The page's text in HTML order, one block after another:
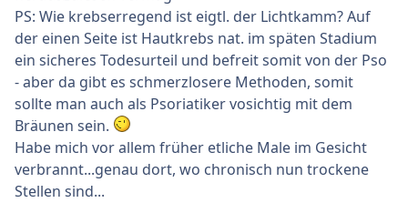
PS: Wie krebserregend ist eigtl. der Lichtkamm? Auf
der einen Seite ist Hautkrebs nat. im späten Stadium
ein sicheres Todesurteil und befreit somit von der Pso
- aber da gibt es schmerzlosere Methoden, somit
sollte man auch als Psoriatiker vosichtig mit dem
Bräunen sein.
Habe mich vor allem früher etliche Male im Gesicht
verbrannt...genau dort, wo chronisch nun trockene
Stellen sind...